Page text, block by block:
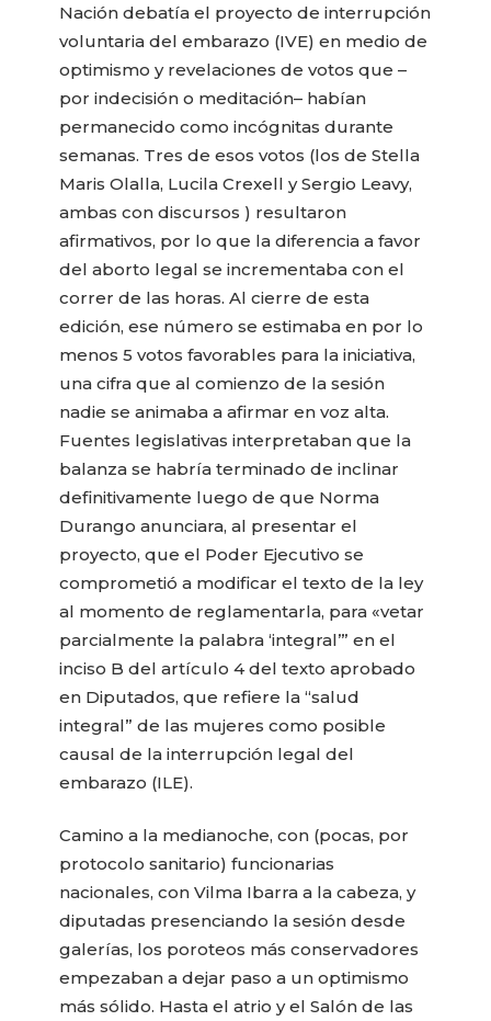
Nación debatía el proyecto de interrupción
voluntaria del embarazo (IVE) en medio de
optimismo y revelaciones de votos que –
por indecisión o meditación– habían
permanecido como incógnitas durante
semanas. Tres de esos votos (los de Stella
Maris Olalla, Lucila Crexell y Sergio Leavy,
ambas con discursos ) resultaron
afirmativos, por lo que la diferencia a favor
del aborto legal se incrementaba con el
correr de las horas. Al cierre de esta
edición, ese número se estimaba en por lo
menos 5 votos favorables para la iniciativa,
una cifra que al comienzo de la sesión
nadie se animaba a afirmar en voz alta.
Fuentes legislativas interpretaban que la
balanza se habría terminado de inclinar
definitivamente luego de que Norma
Durango anunciara, al presentar el
proyecto, que el Poder Ejecutivo se
comprometió a modificar el texto de la ley
al momento de reglamentarla, para «vetar
parcialmente la palabra ‘integral’” en el
inciso B del artículo 4 del texto aprobado
en Diputados, que refiere la “salud
integral” de las mujeres como posible
causal de la interrupción legal del
embarazo (ILE).
Camino a la medianoche, con (pocas, por
protocolo sanitario) funcionarias
nacionales, con Vilma Ibarra a la cabeza, y
diputadas presenciando la sesión desde
galerías, los poroteos más conservadores
empezaban a dejar paso a un optimismo
más sólido. Hasta el atrio y el Salón de las